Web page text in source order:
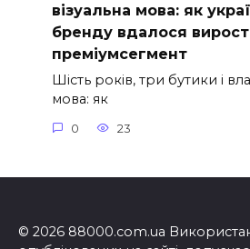
візуальна мова: як
бренду вдалося
преміумсегмент
Шість років, три бутики і
мова: як
0 23
© 2026 88000.com.ua